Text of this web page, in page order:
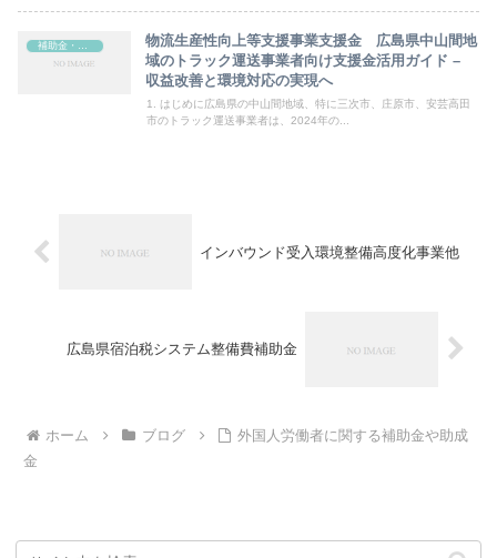
補助金・助成金
物流生産性向上等支援事業支援金 広島県中山間地
域のトラック運送事業者向け支援金活用ガイド –
収益改善と環境対応の実現へ
1. はじめに広島県の中山間地域、特に三次市、庄原市、安芸高田
市のトラック運送事業者は、2024年の...
インバウンド受入環境整備高度化事業他
広島県宿泊税システム整備費補助金
ホーム ブログ
外国人労働者に関する補助金や助成
金